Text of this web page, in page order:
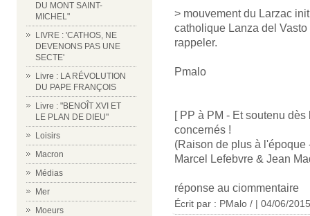
DU MONT SAINT-
MICHEL"
LIVRE : 'CATHOS, NE
DEVENONS PAS UNE
SECTE'
Livre : LA RÉVOLUTION
DU PAPE FRANÇOIS
Livre : "BENOÎT XVI ET
LE PLAN DE DIEU"
Loisirs
Macron
Médias
Mer
Moeurs
> mouvement du Larzac
catholique Lanza del
rappeler.
Pmalo
[ PP à PM - Et soutenu
concernés !
(Raison de plus à l'époque
Marcel Lefebvre & Jean
réponse au ciommentaire
Écrit par : PMalo / | 04/06/2015